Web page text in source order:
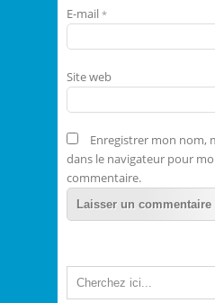
E-mail *
Site web
Enregistrer mon nom,
dans le navigateur pour
commentaire.